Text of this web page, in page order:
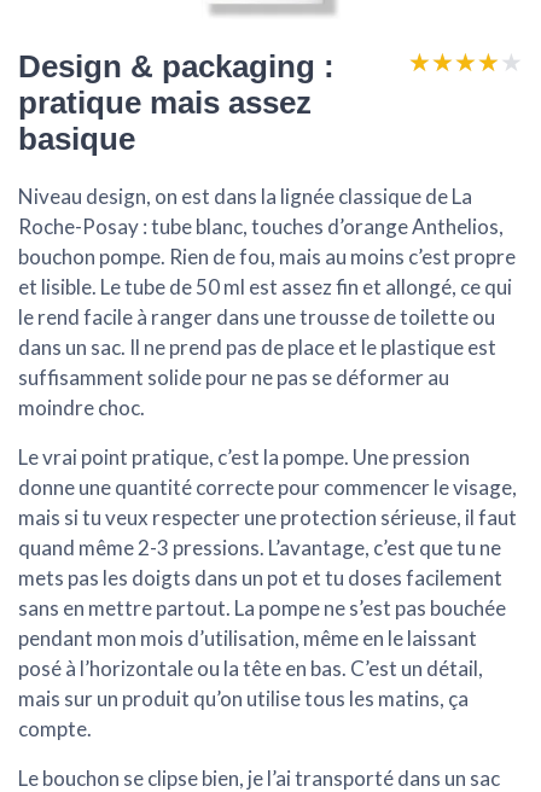
Design & packaging :
pratique mais assez
basique
★★★★★
★★★★★
Niveau design, on est dans la lignée classique de La
Roche-Posay : tube blanc, touches d’orange Anthelios,
bouchon pompe. Rien de fou, mais au moins c’est propre
et lisible. Le tube de 50 ml est assez fin et allongé, ce qui
le rend facile à ranger dans une trousse de toilette ou
dans un sac. Il ne prend pas de place et le plastique est
suffisamment solide pour ne pas se déformer au
moindre choc.
Le vrai point pratique, c’est la pompe. Une pression
donne une quantité correcte pour commencer le visage,
mais si tu veux respecter une protection sérieuse, il faut
quand même 2-3 pressions. L’avantage, c’est que tu ne
mets pas les doigts dans un pot et tu doses facilement
sans en mettre partout. La pompe ne s’est pas bouchée
pendant mon mois d’utilisation, même en le laissant
posé à l’horizontale ou la tête en bas. C’est un détail,
mais sur un produit qu’on utilise tous les matins, ça
compte.
Le bouchon se clipse bien, je l’ai transporté dans un sac